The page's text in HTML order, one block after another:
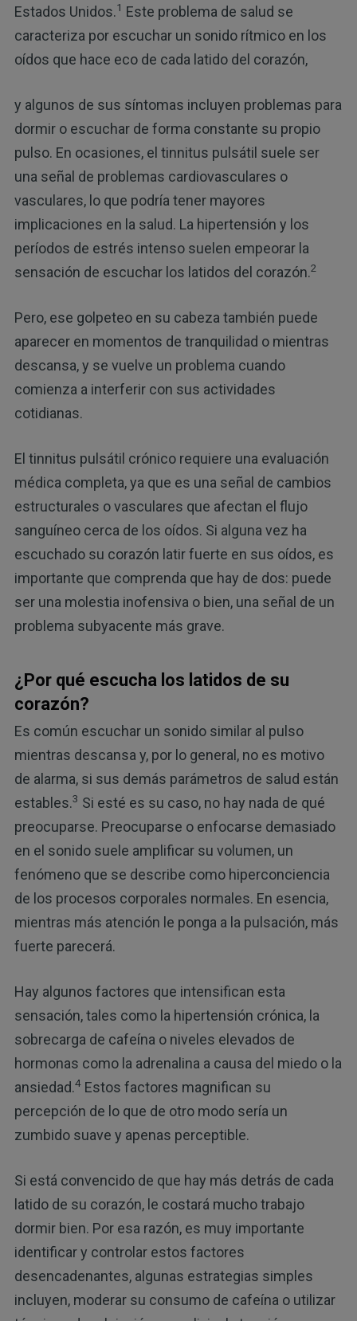
Estados Unidos.1 Este problema de salud se
caracteriza por escuchar un sonido rítmico en los
oídos que hace eco de cada latido del corazón,
y algunos de sus síntomas incluyen problemas para
dormir o escuchar de forma constante su propio
pulso. En ocasiones, el tinnitus pulsátil suele ser
una señal de problemas cardiovasculares o
vasculares, lo que podría tener mayores
implicaciones en la salud. La hipertensión y los
períodos de estrés intenso suelen empeorar la
sensación de escuchar los latidos del corazón.2
Pero, ese golpeteo en su cabeza también puede
aparecer en momentos de tranquilidad o mientras
descansa, y se vuelve un problema cuando
comienza a interferir con sus actividades
cotidianas.
El tinnitus pulsátil crónico requiere una evaluación
médica completa, ya que es una señal de cambios
estructurales o vasculares que afectan el flujo
sanguíneo cerca de los oídos. Si alguna vez ha
escuchado su corazón latir fuerte en sus oídos, es
importante que comprenda que hay de dos: puede
ser una molestia inofensiva o bien, una señal de un
problema subyacente más grave.
¿Por qué escucha los latidos de su
corazón?
Es común escuchar un sonido similar al pulso
mientras descansa y, por lo general, no es motivo
de alarma, si sus demás parámetros de salud están
estables.3 Si esté es su caso, no hay nada de qué
preocuparse. Preocuparse o enfocarse demasiado
en el sonido suele amplificar su volumen, un
fenómeno que se describe como hiperconciencia
de los procesos corporales normales. En esencia,
mientras más atención le ponga a la pulsación, más
fuerte parecerá.
Hay algunos factores que intensifican esta
sensación, tales como la hipertensión crónica, la
sobrecarga de cafeína o niveles elevados de
hormonas como la adrenalina a causa del miedo o la
ansiedad.4Estos factores magnifican su
percepción de lo que de otro modo sería un
zumbido suave y apenas perceptible.
Si está convencido de que hay más detrás de cada
latido de su corazón, le costará mucho trabajo
dormir bien. Por esa razón, es muy importante
identificar y controlar estos factores
desencadenantes, algunas estrategias simples
incluyen, moderar su consumo de cafeína o utilizar